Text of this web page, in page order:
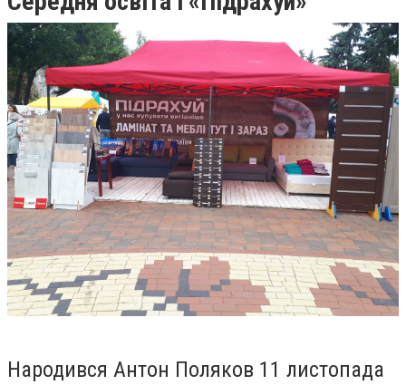
Народився Антон Поляков 11 листопада